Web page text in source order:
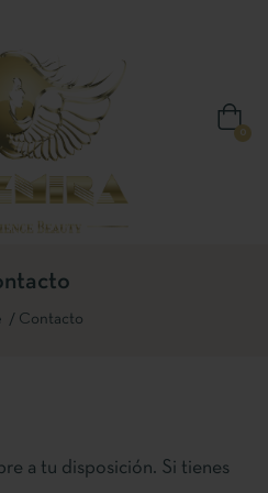
0
Contacto
a tu disposición. Si tienes